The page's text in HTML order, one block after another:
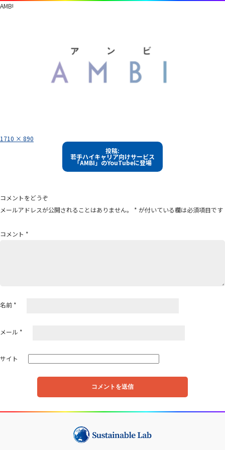
AMBI
フ
ル
1710 × 890
ゲ
ー
ョ
投稿:
若手ハイキャリア向けサービス
「AMBI」のYouTubeに登場
コメントをどうぞ
メールアドレスが公開されることはありません。
* が付いている欄は必須項目です
コメント *
名前 *
メール *
サイト